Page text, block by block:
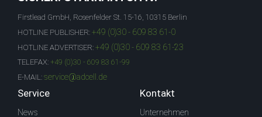
Firstlead GmbH, Rosenfelder St. 15-16, 10315 Berlin
HOTLINE PUBLISHER: +49 (0)30 - 609 83 61-0
HOTLINE ADVERTISER: +49 (0)30 - 609 83 61-23
TELEFAX: +49 (0)30 - 609 83 61-99
E-MAIL: service@adcell.de
Service
News
Kontakt
Unternehmen